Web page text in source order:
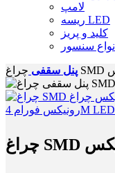
لامپ
ریسه LED
کلید و پریز
انواع سنسور
پنل سقفی